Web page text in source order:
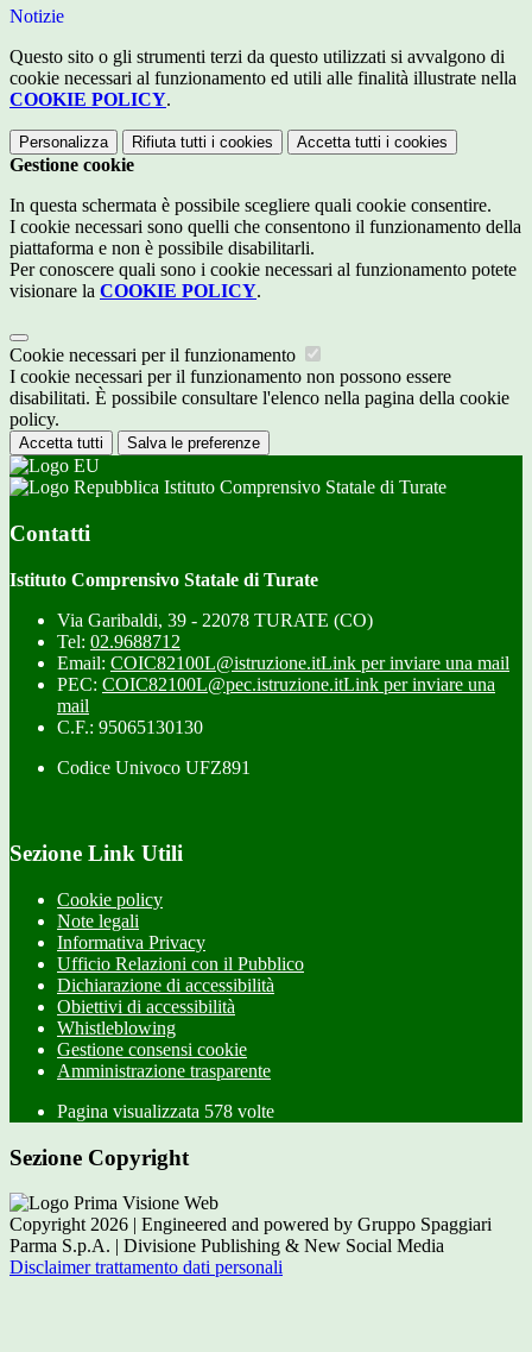
Notizie
Questo sito o gli strumenti terzi da questo utilizzati si avvalgono di
cookie necessari al funzionamento ed utili alle finalità illustrate nella
COOKIE POLICY.
Personalizza Rifiuta tutti i cookies Accetta tutti i cookies
Gestione cookie
In questa schermata è possibile scegliere quali cookie consentire.
I cookie necessari sono quelli che consentono il funzionamento della
piattaforma e non è possibile disabilitarli.
Per conoscere quali sono i cookie necessari al funzionamento potete
visionare la COOKIE POLICY.
Cookie necessari per il funzionamento
I cookie necessari per il funzionamento non possono essere
disabilitati. È possibile consultare l'elenco nella pagina della cookie
policy.
Accetta tutti Salva le preferenze
Istituto Comprensivo Statale di Turate
Contatti
Istituto Comprensivo Statale di Turate
Via Garibaldi, 39 - 22078 TURATE (CO)
Tel: 02.9688712
Email: COIC82100L@istruzione.itLink per inviare una mail
PEC: COIC82100L@pec.istruzione.itLink per inviare una
mail
C.F.: 95065130130
Codice Univoco UFZ891
Sezione Link Utili
Cookie policy
Note legali
Informativa Privacy
Ufficio Relazioni con il Pubblico
Dichiarazione di accessibilità
Obiettivi di accessibilità
Whistleblowing
Gestione consensi cookie
Amministrazione trasparente
Pagina visualizzata 578 volte
Sezione Copyright
Copyright 2026 | Engineered and powered by Gruppo Spaggiari
Parma S.p.A. | Divisione Publishing & New Social Media
Disclaimer trattamento dati personali